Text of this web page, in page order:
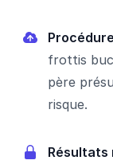
frottis
père
risque.
Résultats